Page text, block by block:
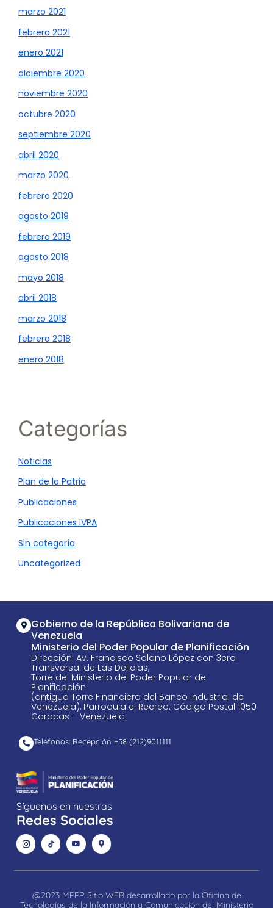
marzo 2021
febrero 2021
enero 2021
diciembre 2020
noviembre 2020
octubre 2020
septiembre 2020
abril 2020
marzo 2020
febrero 2020
agosto 2019
febrero 2019
agosto 2018
mayo 2018
abril 2018
marzo 2018
febrero 2018
enero 2018
Categorías
Noticias
Plan de la Patria
Publicaciones
Publicaciones IVPA
Sin categoría
Uncategorized
Gobierno de la República Bolivariana de
Venezuela
Ministerio del Poder Popular de Planificación
Dirección: Av. Francisco Solano López con 3era
Transversal de Las Delicias,
Torre del Ministerio del Poder Popular de
Planificación
(antigua Torre Financiera del Banco Industrial de
Venezuela), Parroquia el Recreo. Código Postal 1050
Caracas – Venezuela.
Teléfonos: Recepción +58 ​(212)9011111
Síguenos en nuestras
Redes Sociales
@2023 MPPP. Sitio WEB desarrollado por la Oficina de
Tecnologías de la Información y Comunicación del Ministerio